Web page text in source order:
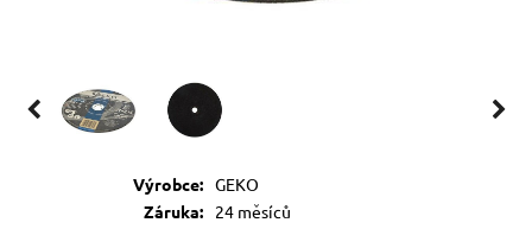
Výrobce: GEKO
Záruka:
24 měsíců